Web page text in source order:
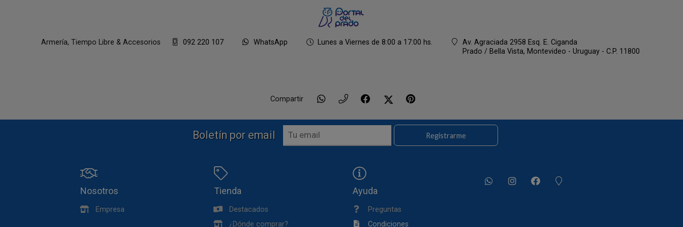
Armería, Tiempo Libre & Accesorios 092 220 107 WhatsApp Lunes a Viernes de 8:00 a 17:00 hs.
Av. Agraciada 2958 Esq. E. Ciganda
Prado / Bella Vista, Montevideo - Uruguay - C.P. 11800
Compartir
Boletín por email Registrarme
Nosotros
Empresa
Tienda
Destacados
¿Dónde comprar?
Ayuda
Preguntas
Condiciones